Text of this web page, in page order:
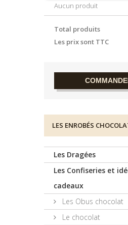
Aucun produit
Total produits
Les prix sont TTC
LES ENROBÉS
Les Dragées
Les Confiseries et
cadeaux
Les Obus chocolat
Le chocolat